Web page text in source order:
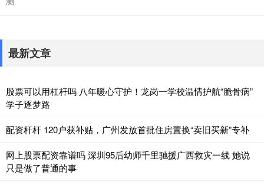
最新文章
股票可以用杠杆吗 八年暖心守护！龙岗一学校温情护航“脆骨病”
学子逐梦路
配资杆杆 120户获补贴，广州发放首批住房置换“卖旧买新”专补
网上股票配资靠谱吗 深圳95后幼师千里驰援广西救灾一线 她说
只是做了普通的事